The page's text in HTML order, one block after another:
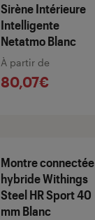
Sirène Intérieure
Intelligente
Netatmo Blanc
À partir de
80,07€
Montre connectée
hybride Withings
Steel HR Sport 40
mm Blanc